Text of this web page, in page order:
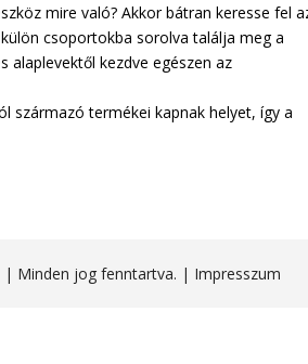
mire való? Akkor bátran keresse fel
csoportokba sorolva találja meg a
alaplevektől kezdve egészen az
származó termékei kapnak helyet, így a
Minden jog fenntartva. | Impresszum